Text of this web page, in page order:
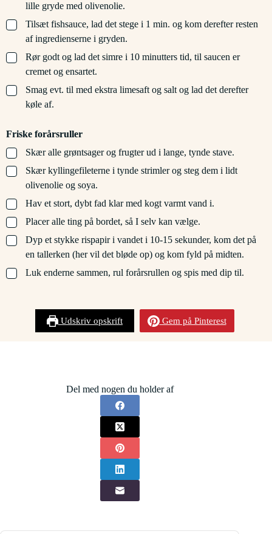
lille gryde med olivenolie.
▢
Tilsæt fishsauce, lad det stege i 1 min. og kom derefter resten
af ingredienserne i gryden.
▢
Rør godt og lad det simre i 10 minutters tid, til saucen er
cremet og ensartet.
▢
Smag evt. til med ekstra limesaft og salt og lad det derefter
køle af.
Friske forårsruller
▢
Skær alle grøntsager og frugter ud i lange, tynde stave.
▢
Skær kyllingefileterne i tynde strimler og steg dem i lidt
olivenolie og soya.
▢
Hav et stort, dybt fad klar med kogt varmt vand i.
▢
Placer alle ting på bordet, så I selv kan vælge.
▢
Dyp et stykke rispapir i vandet i 10-15 sekunder, kom det på
en tallerken (her vil det bløde op) og kom fyld på midten.
▢
Luk enderne sammen, rul forårsrullen og spis med dip til.
Udskriv opskrift Gem på Pinterest
Del med nogen du holder af